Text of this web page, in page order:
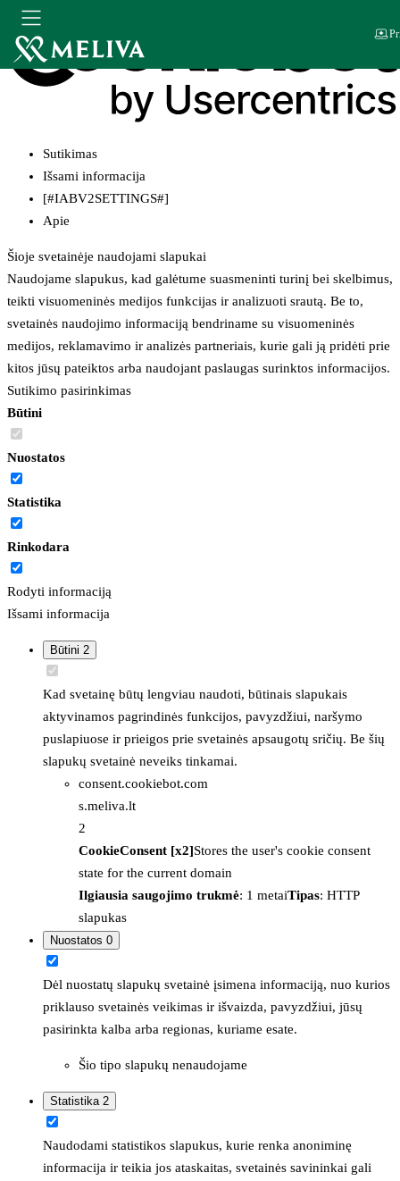
Sutikimas
Išsami informacija
[#IABV2SETTINGS#]
Apie
Šioje svetainėje naudojami slapukai
Naudojame slapukus, kad galėtume suasmeninti turinį bei skelbimus,
teikti visuomeninės medijos funkcijas ir analizuoti srautą. Be to,
svetainės naudojimo informaciją bendriname su visuomeninės
medijos, reklamavimo ir analizės partneriais, kurie gali ją pridėti prie
kitos jūsų pateiktos arba naudojant paslaugas surinktos informacijos.
Sutikimo pasirinkimas
Būtini
Nuostatos
Statistika
Rinkodara
Rodyti informaciją
Išsami informacija
Būtini 2
Kad svetainę būtų lengviau naudoti, būtinais slapukais
aktyvinamos pagrindinės funkcijos, pavyzdžiui, naršymo
puslapiuose ir prieigos prie svetainės apsaugotų sričių. Be šių
slapukų svetainė neveiks tinkamai.
consent.cookiebot.com
s.meliva.lt
2
CookieConsent [x2]Stores the user's cookie consent
state for the current domain
Ilgiausia saugojimo trukmė: 1 metaiTipas: HTTP
slapukas
Nuostatos 0
Dėl nuostatų slapukų svetainė įsimena informaciją, nuo kurios
priklauso svetainės veikimas ir išvaizda, pavyzdžiui, jūsų
pasirinkta kalba arba regionas, kuriame esate.
Šio tipo slapukų nenaudojame
Statistika 2
Naudodami statistikos slapukus, kurie renka anoniminę
informacija ir teikia jos ataskaitas, svetainės savininkai gali